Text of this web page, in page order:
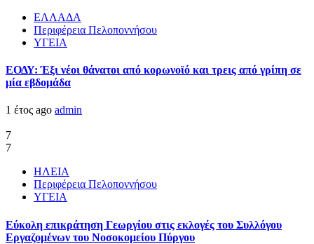
ΕΛΛΑΔΑ
Περιφέρεια Πελοποννήσου
ΥΓΕΙΑ
ΕΟΔΥ: Έξι νέοι θάνατοι από κορωνοϊό και τρεις από γρίπη σε
μία εβδομάδα
1 έτος ago admin
7
7
ΗΛΕΙΑ
Περιφέρεια Πελοποννήσου
ΥΓΕΙΑ
Εύκολη επικράτηση Γεωργίου στις εκλογές του Συλλόγου
Εργαζομένων του Νοσοκομείου Πύργου